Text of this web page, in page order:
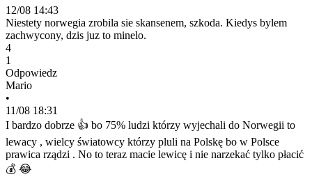
12/08 14:43
Niestety norwegia zrobila sie skansenem, szkoda. Kiedys bylem
zachwycony, dzis juz to minelo.
4
1
Odpowiedz
Mario
•
11/08 18:31
I bardzo dobrze 👍 bo 75% ludzi którzy wyjechali do Norwegii to
lewacy , wielcy światowcy którzy pluli na Polskę bo w Polsce
prawica rządzi . No to teraz macie lewicę i nie narzekać tylko płacić
💰 😂